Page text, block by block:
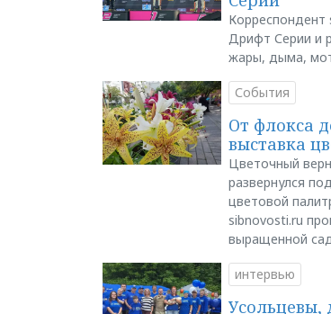
Корреспондент
Дрифт Серии и
жары, дыма,
События
От флокса
выставка
Цветочный
развернулся
цветовой
sibnovosti.ru
выращенной
интервью
Усольцевы,